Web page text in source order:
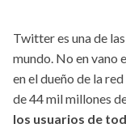
Twitter es una de
mundo. No en
en el dueño de la
de 44 mil millones
los usuarios de